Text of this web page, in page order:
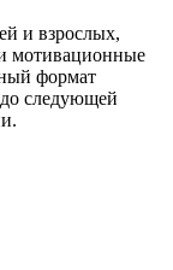
и взрослых,
мотивационные
формат
следующей